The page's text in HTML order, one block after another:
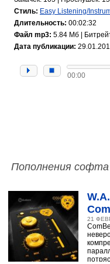
Стиль: Easy Listening/
Длительность: 00:02:32
Файл mp3: 5.84 Мб |
Дата публикации:
00:00
Пополнения софта
21